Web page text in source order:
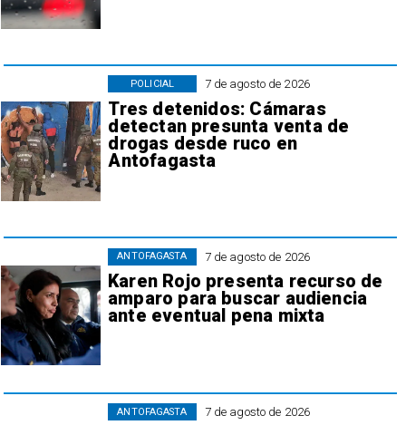
7 de agosto de 2026
Tres detenidos: Cámaras
detectan presunta venta de
drogas desde ruco en
Antofagasta
POLICIAL
7 de agosto de 2026
Karen Rojo presenta recurso de
amparo para buscar audiencia
ante eventual pena mixta
ANTOFAGASTA
7 de agosto de 2026
ANTOFAGASTA